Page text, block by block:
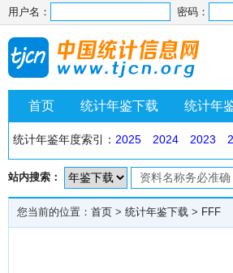
用户名： 密码：
首页 统计年鉴下载 统计年
统计年鉴年度索引： 2025 2024 2023
站内搜索：
您当前的位置： 首页 > 统计年鉴下载 > FFF